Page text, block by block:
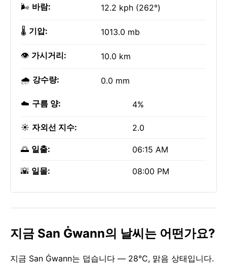
🌬️ 바람: 12.2 kph (262°)
🌡️ 기압: 1013.0 mb
👁️ 가시거리: 10.0 km
🌧️ 강수량: 0.0 mm
☁️ 구름 양: 4%
☀️ 자외선 지수: 2.0
🌅 일출: 06:15 AM
🌇 일몰: 08:00 PM
지금 San Ġwann의 날씨는 어떤가요?
지금 San Ġwann는 덥습니다 — 28°C, 맑음 상태입니다.